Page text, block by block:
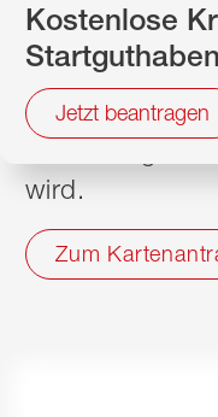
Kostenlose
Jetzt beantragen
Mit
Startguthaben
zum beliebten
wird.
Zum